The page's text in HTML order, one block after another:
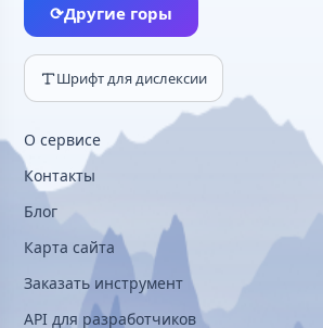
⟳Другие горы
Шрифт для дислексии
О сервисе
Контакты
Блог
Карта сайта
Заказать инструмент
API для разработчиков